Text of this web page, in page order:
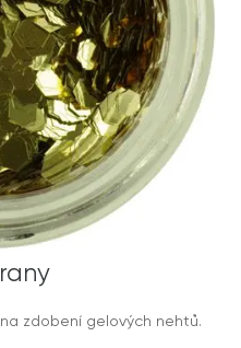
zdobení gelových nehtů.